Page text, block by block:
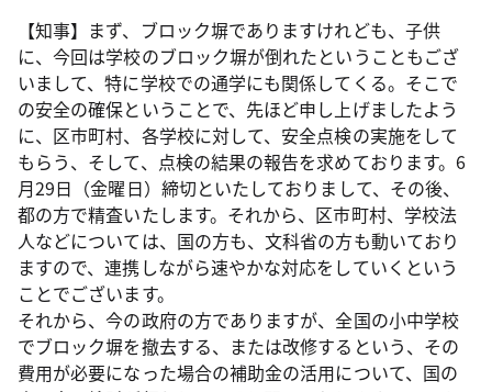
【知事】まず、ブロック塀でありますけれども、子供
に、今回は学校のブロック塀が倒れたということもござ
いまして、特に学校での通学にも関係してくる。そこで
の安全の確保ということで、先ほど申し上げましたよう
に、区市町村、各学校に対して、安全点検の実施をして
もらう、そして、点検の結果の報告を求めております。6
月29日（金曜日）締切といたしておりまして、その後、
都の方で精査いたします。それから、区市町村、学校法
人などについては、国の方も、文科省の方も動いており
ますので、連携しながら速やかな対応をしていくという
ことでございます。
それから、今の政府の方でありますが、全国の小中学校
でブロック塀を撤去する、または改修するという、その
費用が必要になった場合の補助金の活用について、国の